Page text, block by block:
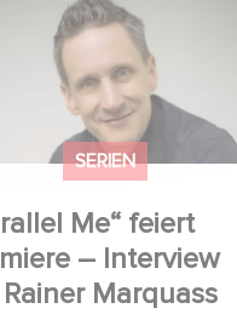
SERIEN
Me“ feiert
– Interview
Marquass
Me“ feiert Premiere
mit Rainer